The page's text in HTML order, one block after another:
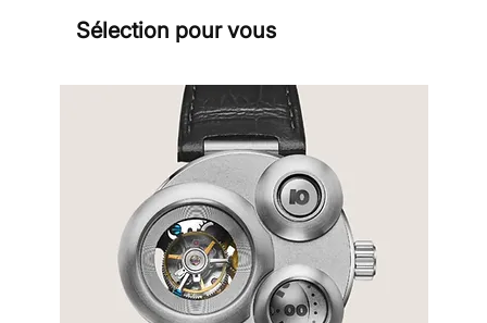
Sélection pour vous